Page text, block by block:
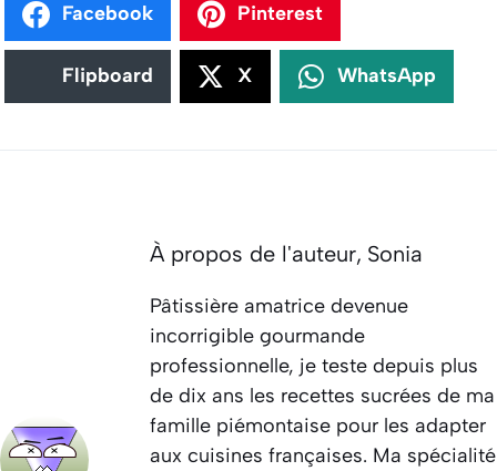
Facebook Pinterest
Flipboard X WhatsApp
À propos de l'auteur, Sonia
Pâtissière amatrice devenue
incorrigible gourmande
professionnelle, je teste depuis plus
de dix ans les recettes sucrées de ma
famille piémontaise pour les adapter
aux cuisines françaises. Ma spécialité